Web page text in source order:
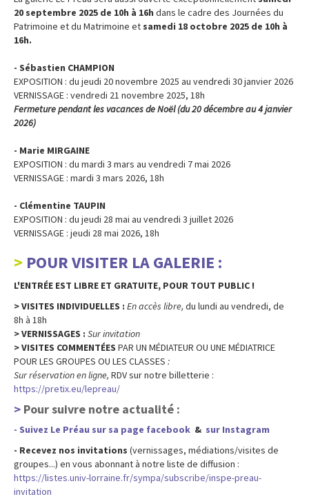
20 septembre 2025 de 10h à 16h dans le cadre des Journées du
Patrimoine et du Matrimoine et samedi 18 octobre 2025 de 10h à
16h.
- Sébastien CHAMPION
EXPOSITION : du jeudi 20 novembre 2025 au vendredi 30 janvier 2026
VERNISSAGE : vendredi 21 novembre 2025, 18h
Fermeture pendant les vacances de Noël (du 20 décembre au 4 janvier
2026)
- Marie MIRGAINE
EXPOSITION : du mardi 3 mars au vendredi 7 mai 2026
VERNISSAGE : mardi 3 mars 2026, 18h
- Clémentine TAUPIN
EXPOSITION : du jeudi 28 mai au vendredi 3 juillet 2026
VERNISSAGE : jeudi 28 mai 2026, 18h
POUR VISITER LA GALERIE :
L'ENTRÉE EST LIBRE ET GRATUITE, POUR TOUT PUBLIC !
> VISITES INDIVIDUELLES : En accès libre, du lundi au vendredi, de
8h à 18h
> VERNISSAGES : Sur invitation
> VISITES COMMENTÉES PAR UN MÉDIATEUR OU UNE MÉDIATRICE
POUR LES GROUPES OU LES CLASSES :
Sur réservation en ligne, RDV sur notre billetterie :
https://pretix.eu/lepreau/
Pour suivre notre actualité :
- Suivez Le Préau sur sa page facebook & sur Instagram
- Recevez nos invitations (vernissages, médiations/visites de
groupes...) en vous abonnant à notre liste de diffusion :
https://listes.univ-lorraine.fr/sympa/subscribe/inspe-preau-
invitation